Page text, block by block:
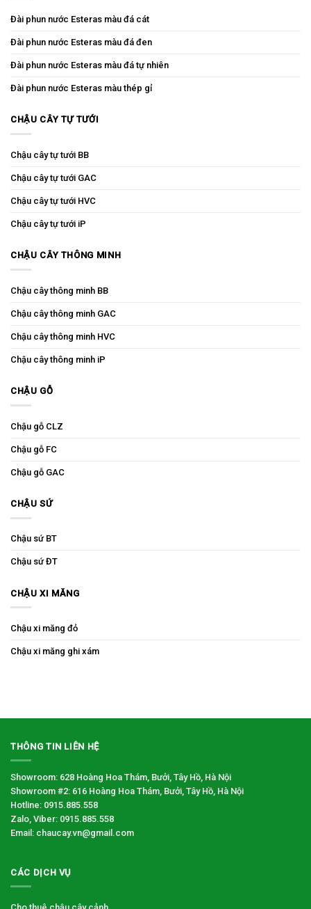
Đài phun nước Esteras màu đá cát
Đài phun nước Esteras màu đá đen
Đài phun nước Esteras màu đá tự nhiên
Đài phun nước Esteras màu thép gỉ
CHẬU CÂY TỰ TƯỚI
Chậu cây tự tưới BB
Chậu cây tự tưới GAC
Chậu cây tự tưới HVC
Chậu cây tự tưới iP
CHẬU CÂY THÔNG MINH
Chậu cây thông minh BB
Chậu cây thông minh GAC
Chậu cây thông minh HVC
Chậu cây thông minh iP
CHẬU GỖ
Chậu gỗ CLZ
Chậu gỗ FC
Chậu gỗ GAC
CHẬU SỨ
Chậu sứ BT
Chậu sứ ĐT
CHẬU XI MĂNG
Chậu xi măng đỏ
Chậu xi măng ghi xám
THÔNG TIN LIÊN HỆ
Showroom: 628 Hoàng Hoa Thám, Bưởi, Tây Hồ, Hà Nội
Showroom #2: 616 Hoàng Hoa Thám, Bưởi, Tây Hồ, Hà Nội
Hotline: 0915.885.558
Zalo, Viber: 0915.885.558
Email: chaucay.vn@gmail.com
CÁC DỊCH VỤ